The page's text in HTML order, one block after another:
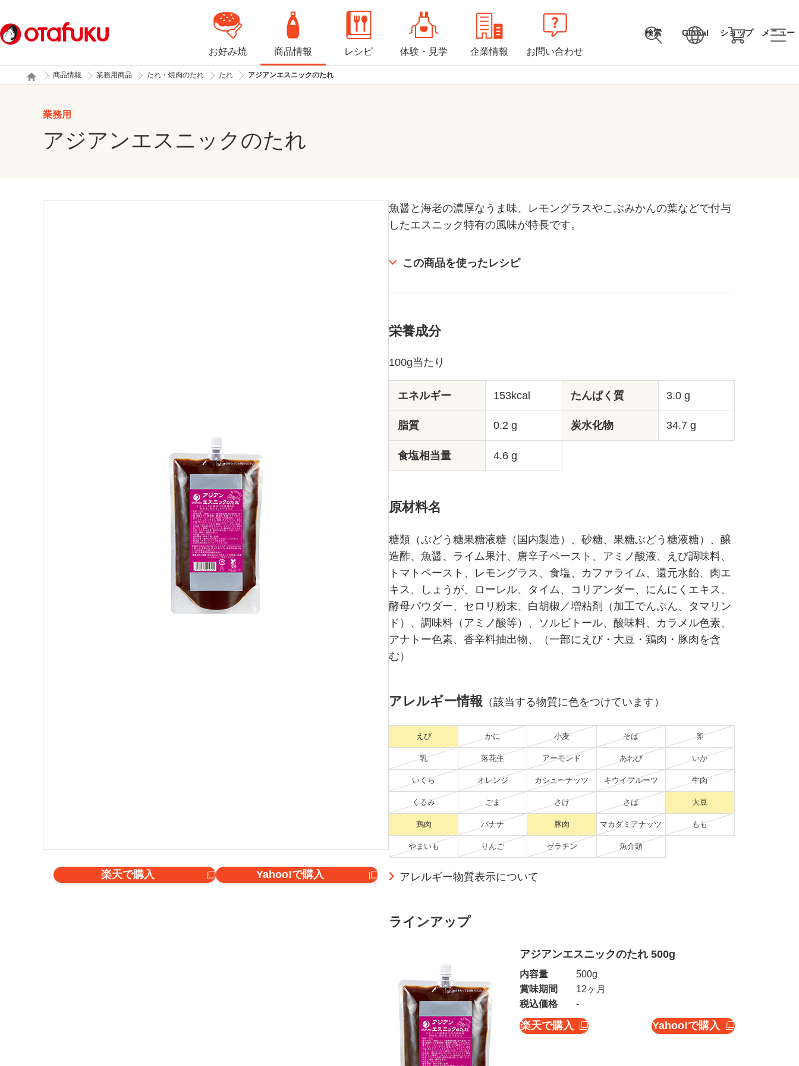
お好み焼 商品情報 レシピ 体験・見学 企業情報 お問い合わせ
検索 Global ショップ メニュー
商品情報 業務用商品 たれ・焼肉のたれ たれ アジアンエスニックのたれ
業務用
アジアンエスニックのたれ
楽天で購入 Yahoo!で購入
魚醤と海老の濃厚なうま味、レモングラスやこぶみかんの葉などで付与
したエスニック特有の風味が特長です。
この商品を使ったレシピ
栄養成分
100g当たり
エネルギー 153kcal たんぱく質 3.0 g
脂質 0.2 g 炭水化物 34.7 g
食塩相当量 4.6 g
原材料名
糖類（ぶどう糖果糖液糖（国内製造）、砂糖、果糖ぶどう糖液糖）、醸
造酢、魚醤、ライム果汁、唐辛子ペースト、アミノ酸液、えび調味料、
トマトペースト、レモングラス、食塩、カファライム、還元水飴、肉エ
キス、しょうが、ローレル、タイム、コリアンダー、にんにくエキス、
酵母パウダー、セロリ粉末、白胡椒／増粘剤（加工でんぷん、タマリン
ド）、調味料（アミノ酸等）、ソルビトール、酸味料、カラメル色素、
アナトー色素、香辛料抽出物、（一部にえび・大豆・鶏肉・豚肉を含
む）
アレルギー情報 （該当する物質に色をつけています）
えび かに 小麦 そば 卵
乳 落花生 アーモンド あわび いか
いくら オレンジ カシューナッツ キウイフルーツ 牛肉
くるみ ごま さけ さば 大豆
鶏肉 バナナ 豚肉 マカダミアナッツ もも
やまいも りんご ゼラチン 魚介類
アレルギー物質表示について
ラインアップ
アジアンエスニックのたれ 500g
内容量
500g
賞味期間
12ヶ月
税込価格
-
楽天で購入 Yahoo!で購入